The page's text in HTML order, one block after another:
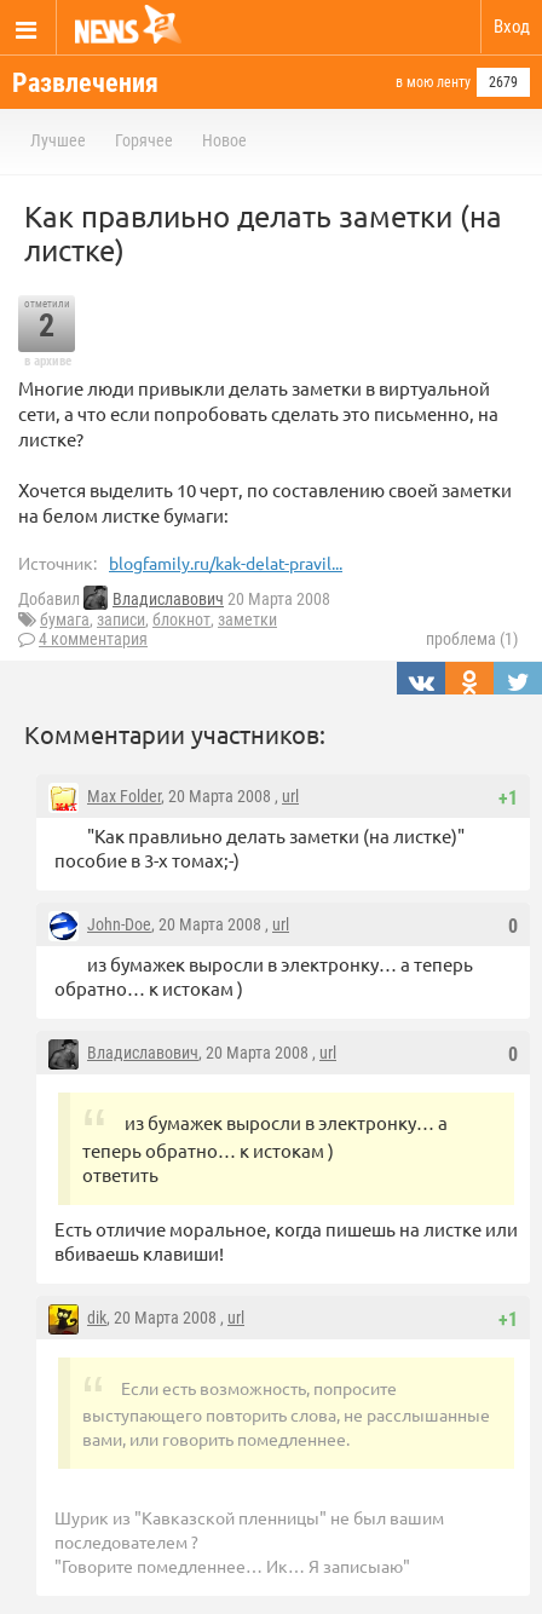
Вход
Развлечения в мою ленту 2679
Лучшее Горячее Новое
Как правлиьно делать заметки (на
листке)
отметили
2
в архиве
Многие люди привыкли делать заметки в виртуальной
сети, а что если попробовать сделать это письменно, на
листке?
Хочется выделить 10 черт, по составлению своей заметки
на белом листке бумаги:
Источник: blogfamily.ru/kak-delat-pravil...
Добавил Владиславович 20 Марта 2008
бумага, записи, блокнот, заметки
4 комментария
проблема (1)
Комментарии участников:
+1
Max Folder, 20 Марта 2008 , url
"Как правлиьно делать заметки (на листке)"
пособие в 3-х томах;-)
0
John-Doe, 20 Марта 2008 , url
из бумажек выросли в электронку… а теперь
обратно… к истокам )
0
Владиславович, 20 Марта 2008 , url
из бумажек выросли в электронку… а
теперь обратно… к истокам )
ответить
Есть отличие моральное, когда пишешь на листке или
вбиваешь клавиши!
+1
dik, 20 Марта 2008 , url
Если есть возможность, попросите
выступающего повторить слова, не расслышанные
вами, или говорить помедленнее.
Шурик из "Кавказской пленницы" не был вашим
последователем ?
"Говорите помедленнее… Ик… Я записыаю"